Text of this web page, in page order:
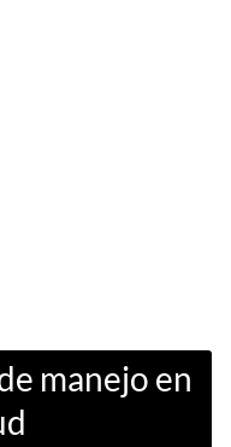
manejo en